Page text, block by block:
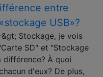
entre
USB»?
Stockage, je vois
SD" et "Stockage
différence? À quoi
d'eux? De plus,